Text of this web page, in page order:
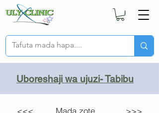
Uboreshaji wa ujuzi- Tabibu
<<< Mada zote >>>